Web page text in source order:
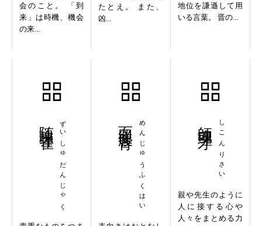
会のこと。 「到
来」は時機、機会
の来...
たとえ。 また、
凶...
地位を謙遜して用
いる言葉。 晋の...
ずいしゅだんじゃく めんじゅうふくはい しこんりさい
親や先生のように
人に接する心や
人々をまとめる力